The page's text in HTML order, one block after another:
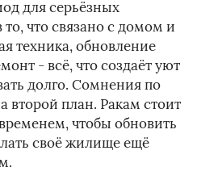
для серьёзных
что связано с домом и
техника, обновление
- всё, что создаёт уют
долго. Сомнения по
второй план. Ракам стоит
чтобы обновить
своё жилище ещё